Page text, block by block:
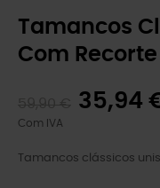
Tamancos
Com
35,94
Com IVA
Tamancos clássicos